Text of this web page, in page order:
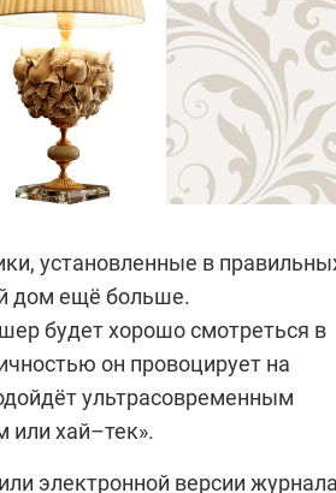
установленные в
дом ещё больше.
будет хорошо смотреться в
он провоцирует на
ультрасовременным
или хай–тек».
электронной версии